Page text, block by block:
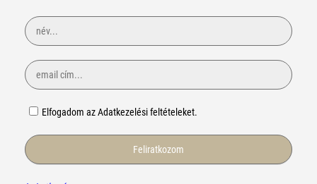
Elfogadom az Adatkezelési feltételeket.